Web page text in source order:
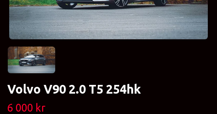
Volvo V90 2.0 T5 254hk
6 000 kr